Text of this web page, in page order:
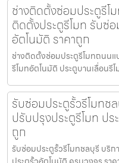
ช่างติดตั้งซ่อมประตูรี
ติดตั้งประตูรีโมท รับซ่
อัตโนมัติ ราคาถูก
ช่างติดตั้งซ่อมประตูรีโมทถนน
รีโมทอัตโนมัติ ประตูบานเลื่อนรี
รับซ่อมประตูรั้วรีโมท
ปรับปรุงประตูรีโมท ป
ถูก
รับซ่อมประตูรั้วรีโมทชลบุรี บริ